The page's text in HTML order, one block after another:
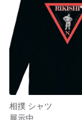
相撲 シャツ
展示中